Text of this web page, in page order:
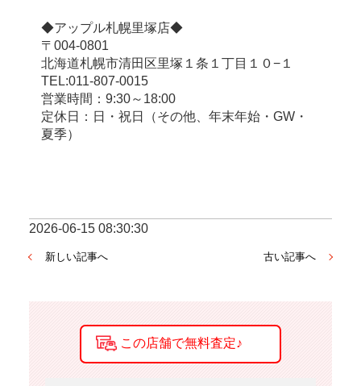
◆アップル札幌里塚店◆
〒004-0801
北海道札幌市清田区里塚１条１丁目１０−１
TEL:011-807-0015
営業時間：9:30～18:00
定休日：日・祝日（その他、年末年始・GW・
夏季）
2026-06-15 08:30:30
新しい記事へ 古い記事へ